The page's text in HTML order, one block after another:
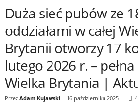
Duża sieć pubów ze
oddziałami w całej
Brytanii otworzy 17
lutego 2026 r. –
Wielka Brytania |
Przez Adam Kujawski - 16 października 2025